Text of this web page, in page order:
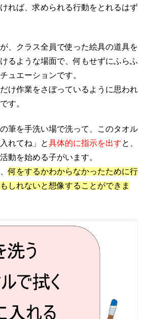
れば、求められる行動をとれるはず
、クラス全員で使った絵具の道具を
るような場面で、何もせずにふらふ
ュエーションです。
け作業をさぼっているように思われ
す。
筆を手洗い場で洗って、このタオル
れてね」と具体的に指示を出すと、
動を始める子がいます。
何をするかわからなかったために行
しれないと想像することができま